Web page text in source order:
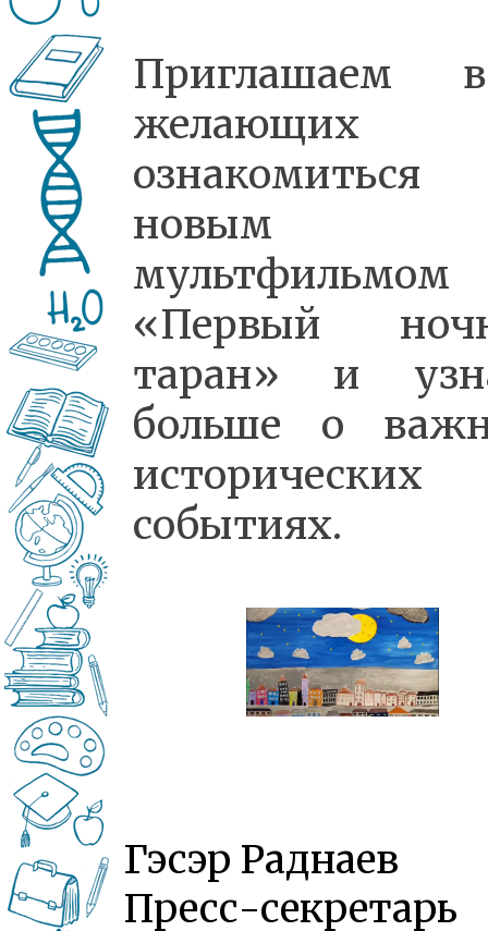
Приглашаем
желающих
новым
мультфильмом
«Первый
таран» и
больше о
исторических
событиях.
Гэсэр Раднаев
Пресс-секретарь